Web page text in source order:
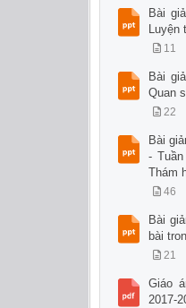
Bài
Luyện
11
Bài
Quan
22
Bài
-
Thám
46
Bài
bài
21
Giáo
2017-